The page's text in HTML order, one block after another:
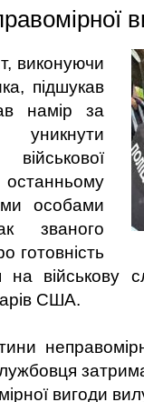
виконуючи
підшукав
намір за
особами
званого
готовність
на військову
США.
вигоди